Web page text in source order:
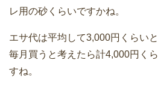
レ用の砂くらいですかね。
エサ代は平均して3,000円くらい
毎月買うと考えたら計4,000円く
すね。